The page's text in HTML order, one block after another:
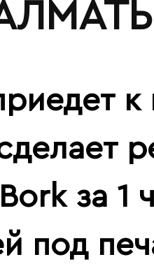
к
за 1
под